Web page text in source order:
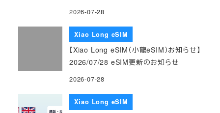
2026-07-28
Xiao Long eSIM
【Xiao Long eSIM（小龍eSIM）お知らせ】
2026/07/28 eSIM更新のお知らせ
2026-07-28
Xiao Long eSIM